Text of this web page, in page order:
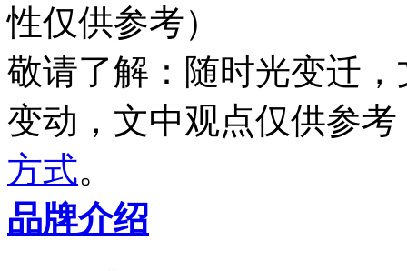
性仅供参考）
敬请了解 ：随时光变迁
变动，文中观点仅供参考
方式。
品牌介绍